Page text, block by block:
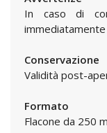
In caso di
Conservazione
Validità post-
Formato
Flacone da 250